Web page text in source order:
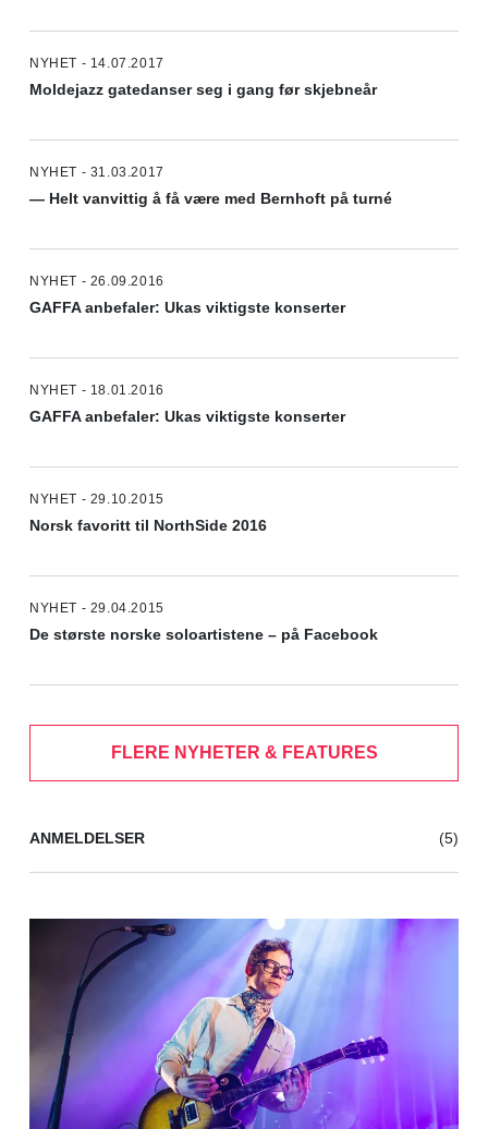
NYHET - 14.07.2017
Moldejazz gatedanser seg i gang før skjebneår
NYHET - 31.03.2017
— Helt vanvittig å få være med Bernhoft på turné
NYHET - 26.09.2016
GAFFA anbefaler: Ukas viktigste konserter
NYHET - 18.01.2016
GAFFA anbefaler: Ukas viktigste konserter
NYHET - 29.10.2015
Norsk favoritt til NorthSide 2016
NYHET - 29.04.2015
De største norske soloartistene – på Facebook
FLERE NYHETER & FEATURES
ANMELDELSER (5)